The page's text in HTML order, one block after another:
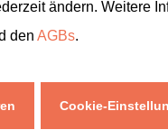
Basis sind zumeist
Zusätzen wie Nüssen
davon ab, ob die
ändern. Weitere
den AGBs.
Cookie-